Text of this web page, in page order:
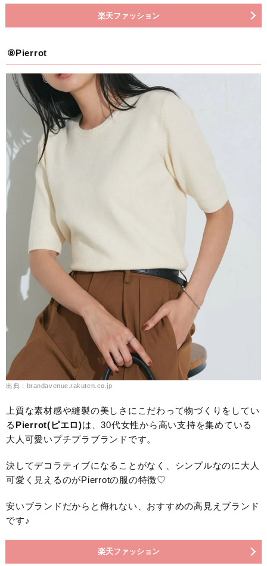
楽天ファッション
⑧Pierrot
出典：brandavenue.rakuten.co.jp
上質な素材感や縫製の美しさにこだわって物づくりをしてい
る Pierrot(ピエロ)は、30代女性から高い支持を集めている
大人可愛いプチプラブランドです。
決してデコラティブになることがなく、シンプルなのに大人
可愛く見えるのがPierrotの服の特徴♡
安いブランドだからと侮れない、おすすめの高見えブランド
です♪
楽天ファッション